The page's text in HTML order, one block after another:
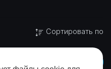
Сортировать по